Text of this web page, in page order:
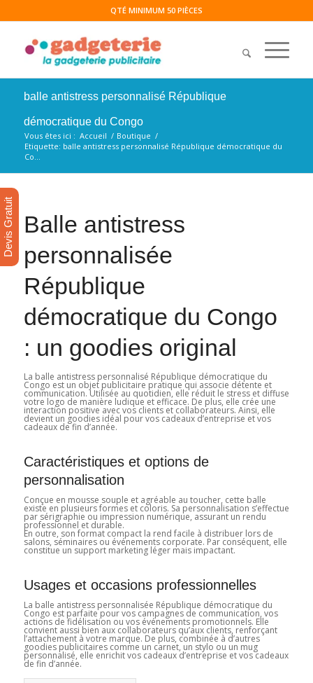
QTÉ MINIMUM 50 PIÈCES
balle antistress personnalisé République
démocratique du Congo
Vous êtes ici : Accueil / Boutique /
Etiquette: balle antistress personnalisé République démocratique du
Co...
Balle antistress
personnalisée
République
démocratique du Congo
: un goodies original
La balle antistress personnalisé République démocratique du
Congo est un objet publicitaire pratique qui associe détente et
communication. Utilisée au quotidien, elle réduit le stress et diffuse
votre logo de manière ludique et efficace. De plus, elle crée une
interaction positive avec vos clients et collaborateurs. Ainsi, elle
devient un goodies idéal pour vos cadeaux d’entreprise et vos
cadeaux de fin d’année.
Caractéristiques et options de
personnalisation
Conçue en mousse souple et agréable au toucher, cette balle
existe en plusieurs formes et coloris. Sa personnalisation s’effectue
par sérigraphie ou impression numérique, assurant un rendu
professionnel et durable.
En outre, son format compact la rend facile à distribuer lors de
salons, séminaires ou événements corporate. Par conséquent, elle
constitue un support marketing léger mais impactant.
Usages et occasions professionnelles
La balle antistress personnalisée République démocratique du
Congo est parfaite pour vos campagnes de communication, vos
actions de fidélisation ou vos événements promotionnels. Elle
convient aussi bien aux collaborateurs qu’aux clients, renforçant
l’attachement à votre marque. De plus, combinée à d’autres
goodies publicitaires comme un carnet, un stylo ou un mug
personnalisé, elle enrichit vos cadeaux d’entreprise et vos cadeaux
de fin d’année.
Devis Gratuit